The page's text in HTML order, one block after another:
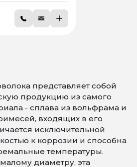
представляет собой
продукцию из самого
- сплава из вольфрама и
входящих в его
исключительной
к коррозии и способна
температуры.
диаметру, эта